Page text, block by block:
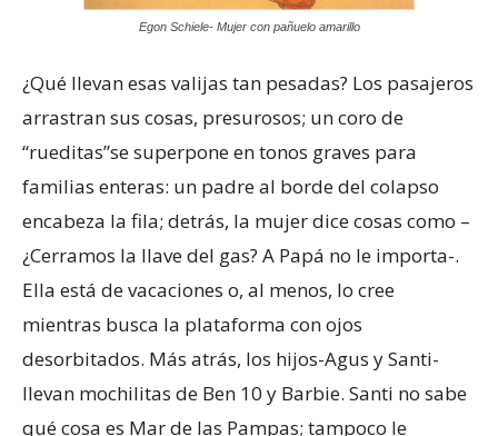
Egon Schiele- Mujer con pañuelo amarillo
¿Qué llevan esas valijas tan pesadas? Los pasajeros
arrastran sus cosas, presurosos; un coro de
“rueditas”se superpone en tonos graves para
familias enteras: un padre al borde del colapso
encabeza la fila; detrás, la mujer dice cosas como –
¿Cerramos la llave del gas? A Papá no le importa-.
Ella está de vacaciones o, al menos, lo cree
mientras busca la plataforma con ojos
desorbitados. Más atrás, los hijos-Agus y Santi-
llevan mochilitas de Ben 10 y Barbie. Santi no sabe
qué cosa es Mar de las Pampas; tampoco le